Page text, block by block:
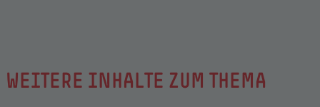
WEITERE INHALTE ZUM THEMA